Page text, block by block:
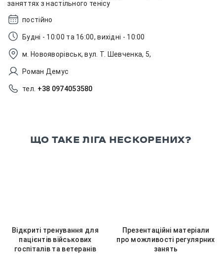
заняттях з настільного тенісу
постійно
Будні - 10:00 та 16:00, вихідні - 10:00
м. Новояворівськ, вул. Т. Шевченка, 5,
Роман Демус
тел. +38 0974053580
ЩО ТАКЕ ЛІГА НЕСКОРЕНИХ?
Відкриті тренування для
пацієнтів військових
госпіталів та ветеранів
Презентаційні матеріали
про можливості регулярних
занять